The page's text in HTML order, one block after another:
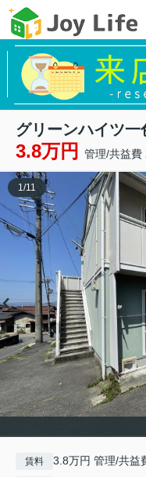
グリーンハイツ一
3.8万円 管理/共益費
1/11
賃料 3.8万円 管理/共益